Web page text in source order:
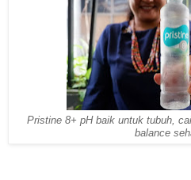
Pristine 8+ pH baik untuk tubuh,
balance